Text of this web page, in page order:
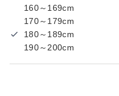
160～169cm
170～179cm
180～189cm
190～200cm